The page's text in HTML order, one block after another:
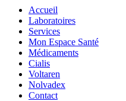
Accueil
Laboratoires
Services
Mon Espace Santé
Médicaments
Cialis
Voltaren
Nolvadex
Contact